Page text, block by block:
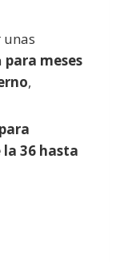
unas
para meses
,
para
36 hasta